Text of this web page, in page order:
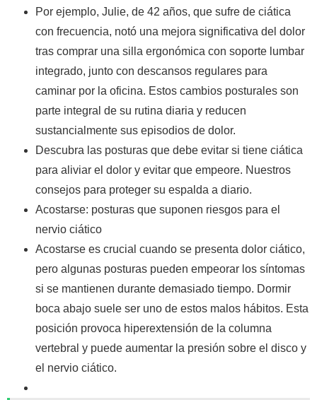
Por ejemplo, Julie, de 42 años, que sufre de ciática
con frecuencia, notó una mejora significativa del dolor
tras comprar una silla ergonómica con soporte lumbar
integrado, junto con descansos regulares para
caminar por la oficina. Estos cambios posturales son
parte integral de su rutina diaria y reducen
sustancialmente sus episodios de dolor.
Descubra las posturas que debe evitar si tiene ciática
para aliviar el dolor y evitar que empeore. Nuestros
consejos para proteger su espalda a diario.
Acostarse: posturas que suponen riesgos para el
nervio ciático
Acostarse es crucial cuando se presenta dolor ciático,
pero algunas posturas pueden empeorar los síntomas
si se mantienen durante demasiado tiempo. Dormir
boca abajo suele ser uno de estos malos hábitos. Esta
posición provoca hiperextensión de la columna
vertebral y puede aumentar la presión sobre el disco y
el nervio ciático.